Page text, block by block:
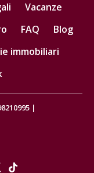
Vacanze
FAQ
Blog
immobiliari
|